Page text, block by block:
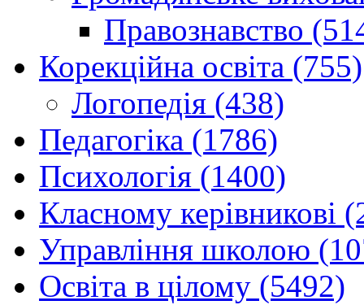
Правознавство
Корекційна освіта (755)
Логопедія (438)
Педагогіка (1786)
Психологія (1400)
Класному керівникові
Управління школою
Освіта в цілому (5492)